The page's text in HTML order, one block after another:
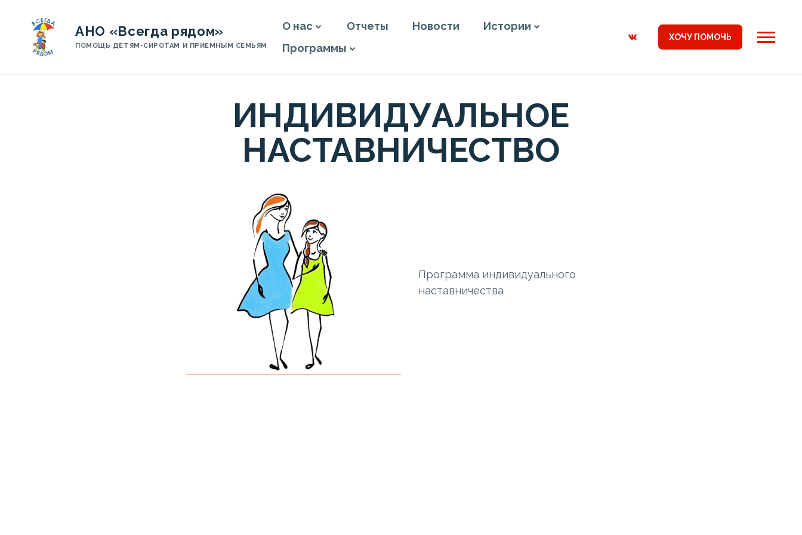
АНО «Всегда рядом»
ПОМОЩЬ ДЕТЯМ-СИРОТАМ И ПРИЕМНЫМ СЕМЬЯМ
О нас Отчеты Новости
Истории
Программы
ХОЧУ ПОМОЧЬ
ИНДИВИДУАЛЬНОЕ
НАСТАВНИЧЕСТВО
Программа индивидуального
наставничества